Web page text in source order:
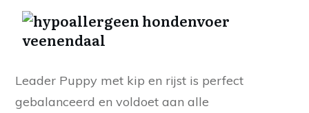
Leader Puppy met kip en rijst is perfect
gebalanceerd en voldoet aan alle